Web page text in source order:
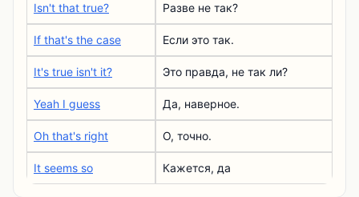
Isn't that true? Разве не так?
If that's the case Если это так.
It's true isn't it? Это правда, не так ли?
Yeah I guess Да, наверное.
Oh that's right О, точно.
It seems so Кажется, да